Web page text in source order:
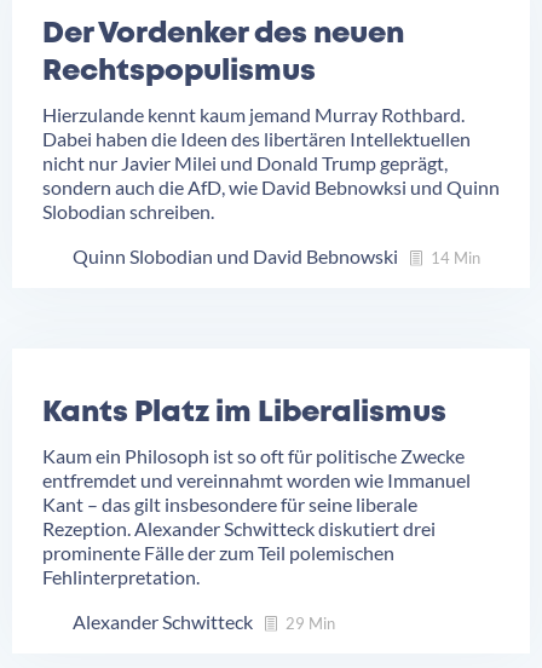
Der Vordenker des neuen
Rechtspopulismus
Hierzulande kennt kaum jemand Murray Rothbard.
Dabei haben die Ideen des libertären Intellektuellen
nicht nur Javier Milei und Donald Trump geprägt,
sondern auch die AfD, wie David Bebnowksi und Quinn
Slobodian schreiben.
Quinn Slobodian
David Bebnowski 14 Min
Kants Platz im Liberalismus
Kaum ein Philosoph ist so oft für politische Zwecke
entfremdet und vereinnahmt worden wie Immanuel
Kant – das gilt insbesondere für seine liberale
Rezeption. Alexander Schwitteck diskutiert drei
prominente Fälle der zum Teil polemischen
Fehlinterpretation.
Alexander Schwitteck
29 Min